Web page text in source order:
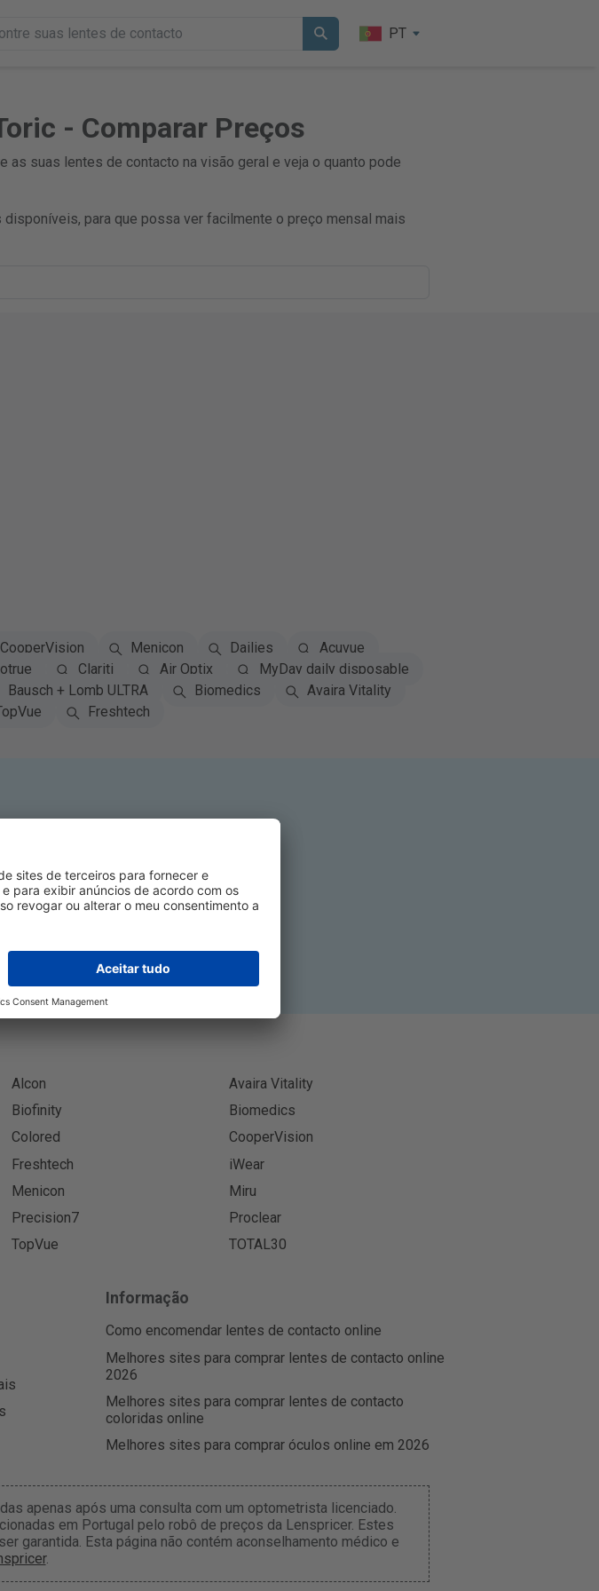
PT
- Comparar Preços
as suas lentes de contacto na visão geral e veja o quanto pode
para que possa ver facilmente o preço mensal mais
CooperVision Menicon Dailies
Acuvue
Clariti Air Optix
MyDay daily disposable
Bausch + Lomb ULTRA Biomedics
Avaira Vitality
Freshtech
Informativo
Alcon
Avaira Vitality
Biofinity
Biomedics
Colored
CooperVision
Freshtech
iWear
Menicon
Miru
Precision7
Proclear
TopVue TOTAL30
Informação
Como encomendar lentes de contacto online
Melhores sites para comprar lentes de contacto online
2026
Melhores sites para comprar lentes de contacto
coloridas online
Melhores sites para comprar óculos online em 2026
apenas após uma consulta com um optometrista licenciado.
em Portugal pelo robô de preços da Lenspricer. Estes
garantida. Esta página não contém aconselhamento médico e
.